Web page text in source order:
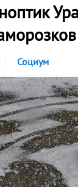
Социум